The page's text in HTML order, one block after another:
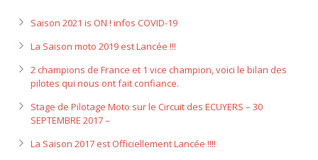
Saison 2021 is ON ! infos COVID-19
La Saison moto 2019 est Lancée !!!
2 champions de France et 1 vice champion, voici le bilan des
pilotes qui nous ont fait confiance.
Stage de Pilotage Moto sur le Circuit des ECUYERS – 30
SEPTEMBRE 2017 –
La Saison 2017 est Officiellement Lancée !!!!